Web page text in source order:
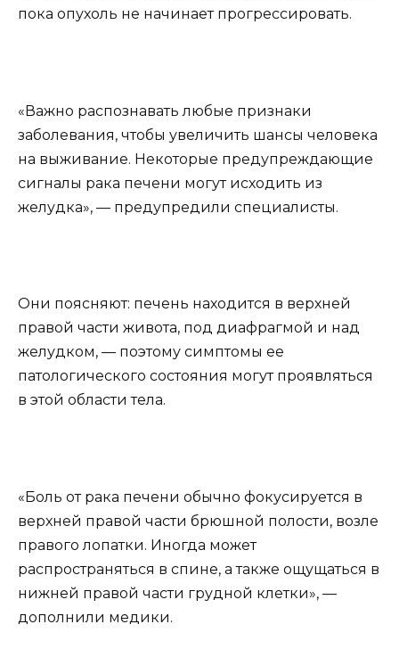
пока опухоль не начинает прогрессировать.
«Важно распознавать любые признаки
заболевания, чтобы увеличить шансы человека
на выживание. Некоторые предупреждающие
сигналы рака печени могут исходить из
желудка», — предупредили специалисты.
Они поясняют: печень находится в верхней
правой части живота, под диафрагмой и над
желудком, — поэтому симптомы ее
патологического состояния могут проявляться
в этой области тела.
«Боль от рака печени обычно фокусируется в
верхней правой части брюшной полости, возле
правого лопатки. Иногда может
распространяться в спине, а также ощущаться в
нижней правой части грудной клетки», —
дополнили медики.